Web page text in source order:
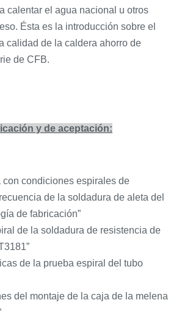
calentar el agua nacional u otros
Ésta es la introducción sobre el
calidad de la caldera ahorro de
de CFB.
y de aceptación:
con condiciones espirales de
de la soldadura de aleta del
de fabricación”
de la soldadura de resistencia de
de la prueba espiral del tubo
del montaje de la caja de la melena